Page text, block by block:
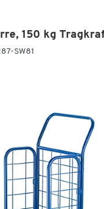
150 kg
SW81